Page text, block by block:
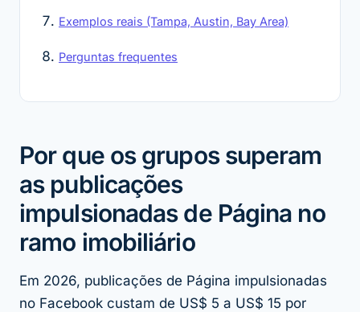
Exemplos reais (Tampa, Austin, Bay Area)
Perguntas frequentes
Por que os grupos superam
as publicações
impulsionadas de Página no
ramo imobiliário
Em 2026, publicações de Página impulsionadas
no Facebook custam de US$ 5 a US$ 15 por